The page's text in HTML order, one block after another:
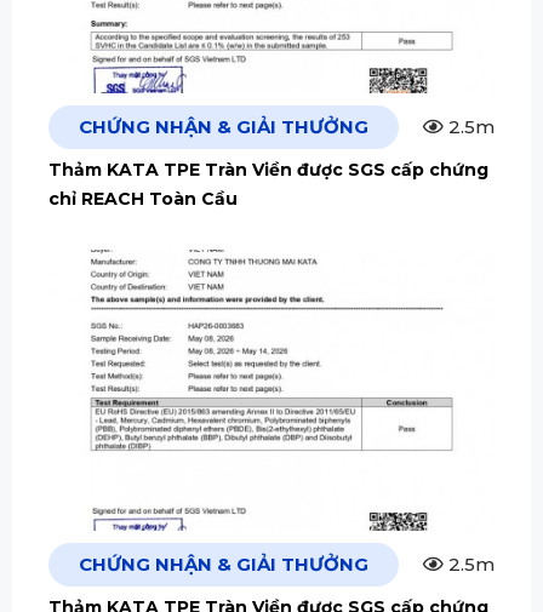
CHỨNG NHẬN & GIẢI THƯỞNG 2.5m
Thảm KATA TPE Tràn Viền được SGS cấp chứng
chỉ REACH Toàn Cầu
CHỨNG NHẬN & GIẢI THƯỞNG 2.5m